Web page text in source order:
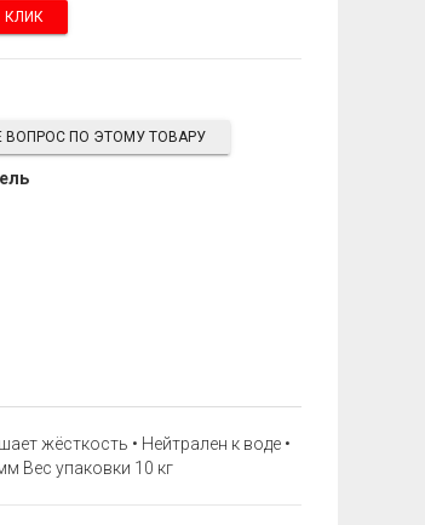
КЛИК
ВОПРОС ПО ЭТОМУ ТОВАРУ
жёсткость • Нейтрален к воде •
Вес упаковки 10 кг